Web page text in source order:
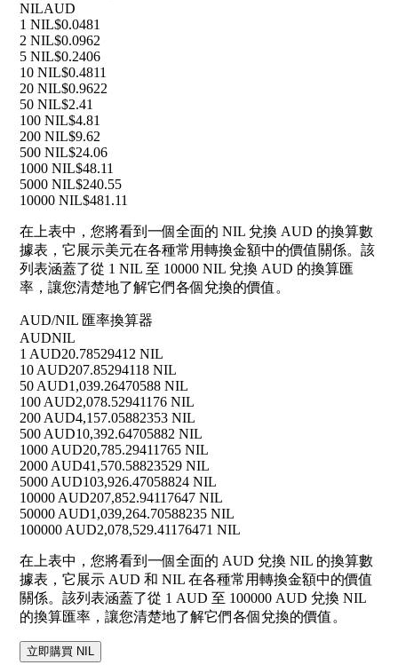
NILAUD
1 NIL$0.0481
2 NIL$0.0962
5 NIL$0.2406
10 NIL$0.4811
20 NIL$0.9622
50 NIL$2.41
100 NIL$4.81
200 NIL$9.62
500 NIL$24.06
1000 NIL$48.11
5000 NIL$240.55
10000 NIL$481.11
在上表中，您將看到一個全面的 NIL 兌換 AUD 的換算數
據表，它展示美元在各種常用轉換金額中的價值關係。該
列表涵蓋了從 1 NIL 至 10000 NIL 兌換 AUD 的換算匯
率，讓您清楚地了解它們各個兌換的價值。
AUD/NIL 匯率換算器
AUDNIL
1 AUD20.78529412 NIL
10 AUD207.85294118 NIL
50 AUD1,039.26470588 NIL
100 AUD2,078.52941176 NIL
200 AUD4,157.05882353 NIL
500 AUD10,392.64705882 NIL
1000 AUD20,785.29411765 NIL
2000 AUD41,570.58823529 NIL
5000 AUD103,926.47058824 NIL
10000 AUD207,852.94117647 NIL
50000 AUD1,039,264.70588235 NIL
100000 AUD2,078,529.41176471 NIL
在上表中，您將看到一個全面的 AUD 兌換 NIL 的換算數
據表，它展示 AUD 和 NIL 在各種常用轉換金額中的價值
關係。該列表涵蓋了從 1 AUD 至 100000 AUD 兌換 NIL
的換算匯率，讓您清楚地了解它們各個兌換的價值。
立即購買 NIL